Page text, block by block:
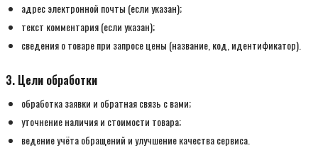
адрес электронной почты (если указан);
текст комментария (если указан);
сведения о товаре при запросе цены (название, код, идентификатор).
3. Цели обработки
обработка заявки и обратная связь с вами;
уточнение наличия и стоимости товара;
ведение учёта обращений и улучшение качества сервиса.